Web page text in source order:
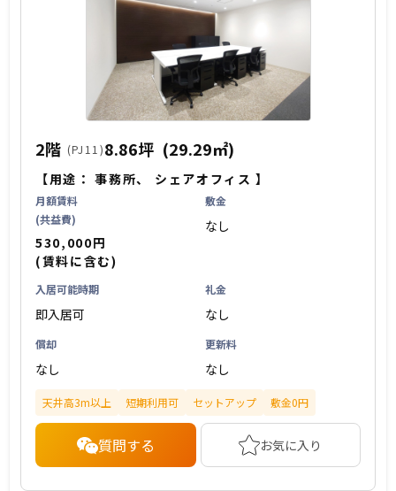
2階 (PJ11)8.86坪 (29.29㎡)
【用途：事務所、 シェアオフィス 】
月額賃料
(共益費)
530,000円
(賃料に含む)
敷金
なし
入居可能時期
即入居可
礼金
なし
償却
なし
更新料
なし
天井高3m以上 短期利用可 セットアップ 敷金0円
質問する お気に入り